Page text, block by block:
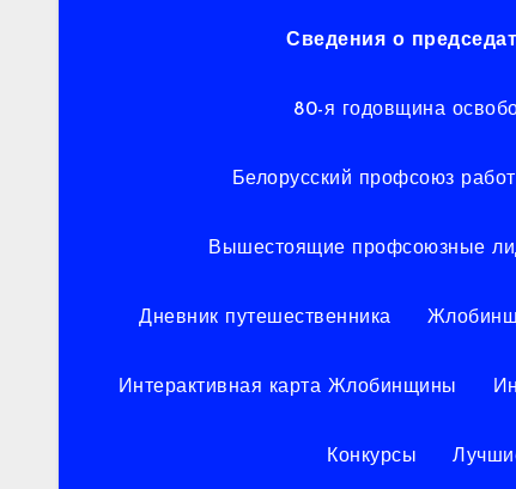
Сведения о
80-я годовщина
Белорусский профсоюз
Вышестоящие профсоюзные
Дневник путешественника
Интерактивная карта Жлобинщины
Конкурсы